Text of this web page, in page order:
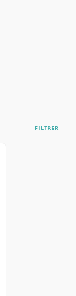
FILTRER